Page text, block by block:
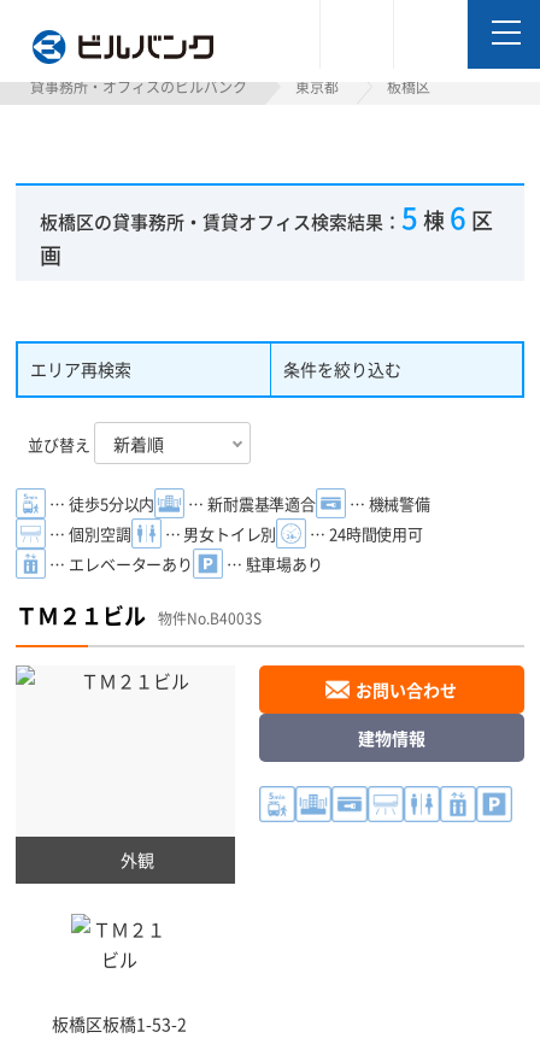
貸事務所・オフィスのビルバンク 東京都 板橋区
板橋区の貸事務所・賃貸オフィス検索結果：5棟 6 区
画
エリア再検索 条件を絞り込む
並び替え
… 徒歩5分以内 … 新耐震基準適合
… 機械警備
… 個別空調
… 男女トイレ別
… 24時間使用可
… エレベーターあり
… 駐車場あり
ＴＭ２１ビル 物件No.B4003S
外観
板橋区板橋1-53-2
お問い合わせ
建物情報